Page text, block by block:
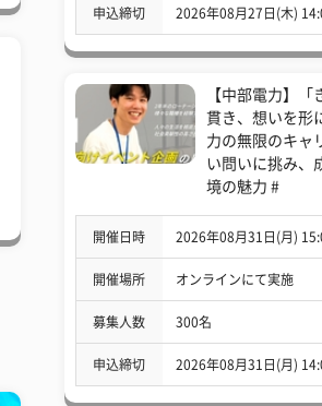
申込締切 2026年08月27日(木)
【中部電力】「
貫き、想いを形
力の無限のキャ
い問いに挑み、
境の魅力 #
開催日時 2026年08月31日(月)
開催場所 オンラインにて実施
募集人数 300名
申込締切 2026年08月31日(月)